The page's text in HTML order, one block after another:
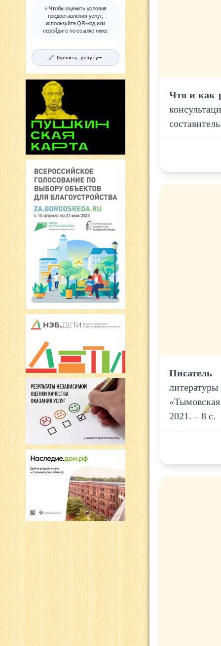
⭐ Чтобы оценить условия
предоставления услуг,
используйте QR-код или
перейдите по ссылке ниже
🔗 Оценить услугу→
Что и как
Писатель
2021. – 8 с.